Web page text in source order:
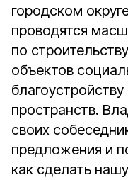
городском
проводятся
по
объектов
пространств.
своих
предложения и
как сделать